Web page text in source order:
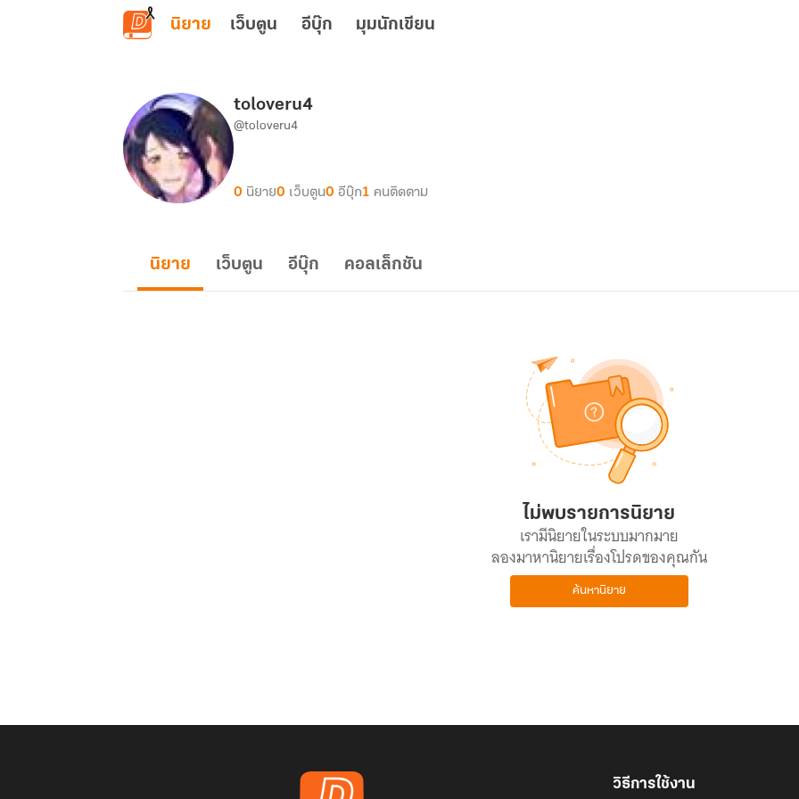
ข้ามไปยังเนื้อหาหลัก
นิยาย เว็บตูน อีบุ๊ก มุมนักเขียน
toloveru4
@toloveru4
0 นิยาย0 เว็บตูน0 อีบุ๊ก1 คนติดตาม
นิยาย เว็บตูน อีบุ๊ก คอลเล็กชัน
ไม่พบรายการนิยาย
เรามีนิยายในระบบมากมาย
ลองมาหานิยายเรื่องโปรดของคุณกัน
ค้นหานิยาย
วิธีการใช้งาน